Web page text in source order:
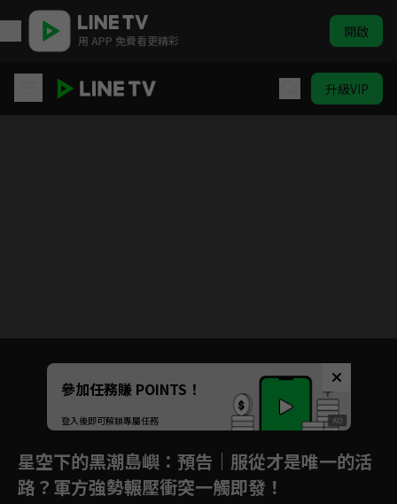
用 APP 免費看更精彩 開啟
升級VIP
Unmute
參加任務賺 POINTS！
登入後即可解鎖專屬任務
星空下的黑潮島嶼 ：預告｜服從才是唯一的活
路？軍方強勢輾壓衝突一觸即發！